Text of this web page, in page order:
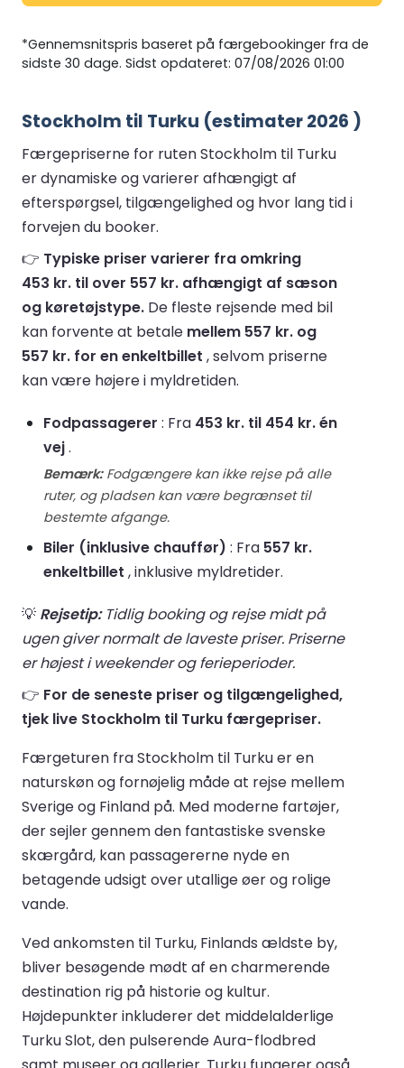
*Gennemsnitspris baseret på færgebookinger fra de
sidste 30 dage. Sidst opdateret: 07/08/2026 01:00
Stockholm til Turku (estimater 2026 )
Færgepriserne for ruten Stockholm til Turku
er dynamiske og varierer afhængigt af
efterspørgsel, tilgængelighed og hvor lang tid i
forvejen du booker.
👉 Typiske priser varierer fra omkring
453 kr. til over 557 kr. afhængigt af sæson
og køretøjstype. De fleste rejsende med bil
kan forvente at betale mellem 557 kr. og
557 kr. for en enkeltbillet , selvom priserne
kan være højere i myldretiden.
Fodpassagerer : Fra 453 kr. til 454 kr. én
vej.
Bemærk:Fodgængere kan ikke rejse på alle
ruter, og pladsen kan være begrænset til
bestemte afgange.
Biler (inklusive chauffør) : Fra 557 kr.
enkeltbillet , inklusive myldretider.
💡 Rejsetip:Tidlig booking og rejse midt på
ugen giver normalt de laveste priser. Priserne
er højest i weekender og ferieperioder.
👉 For de seneste priser og tilgængelighed,
tjek live Stockholm til Turku færgepriser.
Færgeturen fra Stockholm til Turku er en
naturskøn og fornøjelig måde at rejse mellem
Sverige og Finland på. Med moderne fartøjer,
der sejler gennem den fantastiske svenske
skærgård, kan passagererne nyde en
betagende udsigt over utallige øer og rolige
vande.
Ved ankomsten til Turku, Finlands ældste by,
bliver besøgende mødt af en charmerende
destination rig på historie og kultur.
Højdepunkter inkluderer det middelalderlige
Turku Slot, den pulserende Aura-flodbred